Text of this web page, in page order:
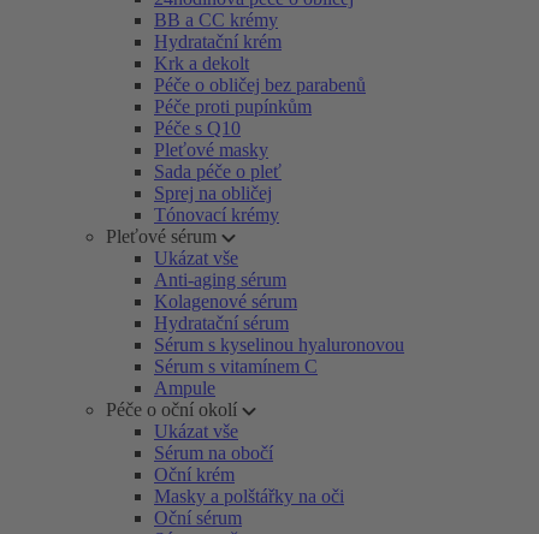
BB a CC krémy
Hydratační krém
Krk a dekolt
Péče o obličej bez parabenů
Péče proti pupínkům
Péče s Q10
Pleťové masky
Sada péče o pleť
Sprej na obličej
Tónovací krémy
Pleťové sérum
Ukázat vše
Anti-aging sérum
Kolagenové sérum
Hydratační sérum
Sérum s kyselinou hyaluronovou
Sérum s vitamínem C
Ampule
Péče o oční okolí
Ukázat vše
Sérum na obočí
Oční krém
Masky a polštářky na oči
Oční sérum